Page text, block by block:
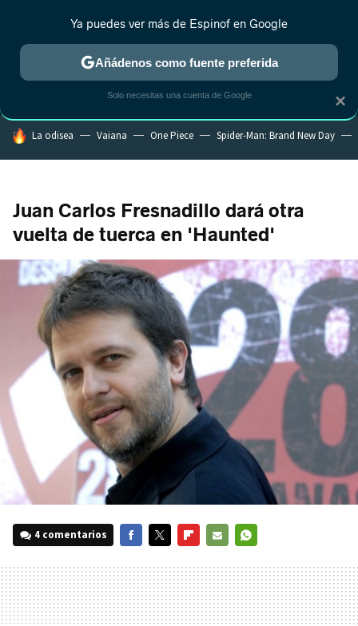
MENÚ NUEVO
ESTRENOS REALITY ANIME RANKINGS CINE
HOY SE HABLA DE
La odisea Vaiana One Piece Spider-Man: Brand New Day
Juan Carlos Fresnadillo dará otra
vuelta de tuerca en 'Haunted'
4 comentarios
MAIL
×
Ya puedes ver más de Espinof en Google
Añádenos como fuente preferida
Solo necesitas una cuenta de Google